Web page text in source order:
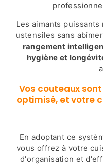
Les aimants
ustensiles sans
rangement
hygiène et
Vos couteaux
optimisé, et votre
En adoptant ce
vous offrez à votre
d'organisation et